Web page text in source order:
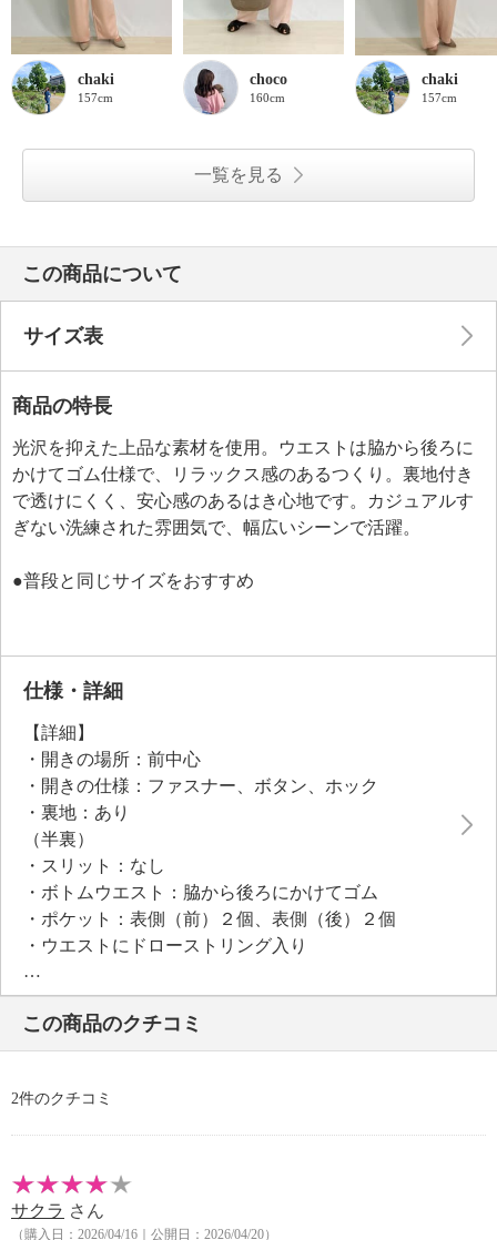
chaki
157cm
choco
160cm
chaki
157cm
一覧を見る
この商品について
サイズ表
商品の特長
光沢を抑えた上品な素材を使用。ウエストは脇から後ろに
かけてゴム仕様で、リラックス感のあるつくり。裏地付き
で透けにくく、安心感のあるはき心地です。カジュアルす
ぎない洗練された雰囲気で、幅広いシーンで活躍。
●普段と同じサイズをおすすめ
仕様・詳細
【詳細】
・開きの場所：前中心
・開きの仕様：ファスナー、ボタン、ホック
・裏地：あり
（半裏）
・スリット：なし
・ボトムウエスト：脇から後ろにかけてゴム
・ポケット：表側（前）２個、表側（後）２個
・ウエストにドローストリング入り
【素材】
・表地：ポリエステル１００％
・裏地：ポリエステル１００％
【メンテナンス（絵表示ラベル）】
・漂白処理：塩素系・酸素系漂白不可
・タンブル乾燥：不可
・アイロン仕上げ：可（低温）
・ドライクリーニング：石油系ドライクリーニング可
この商品のクチコミ
2件のクチコミ
サクラ さん
（購入日：2026/04/16｜公開日：2026/04/20）